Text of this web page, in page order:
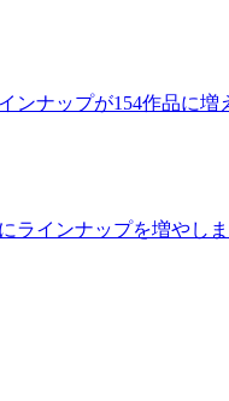
ンナップが154作品に増
ラインナップを増やし